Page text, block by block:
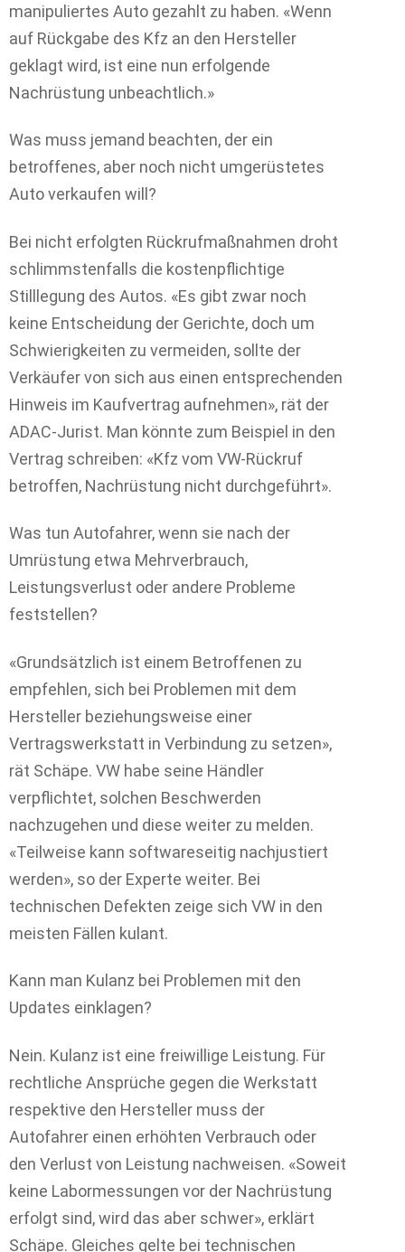
manipuliertes Auto gezahlt zu haben. «Wenn
auf Rückgabe des Kfz an den Hersteller
geklagt wird, ist eine nun erfolgende
Nachrüstung unbeachtlich.»
Was muss jemand beachten, der ein
betroffenes, aber noch nicht umgerüstetes
Auto verkaufen will?
Bei nicht erfolgten Rückrufmaßnahmen droht
schlimmstenfalls die kostenpflichtige
Stilllegung des Autos. «Es gibt zwar noch
keine Entscheidung der Gerichte, doch um
Schwierigkeiten zu vermeiden, sollte der
Verkäufer von sich aus einen entsprechenden
Hinweis im Kaufvertrag aufnehmen», rät der
ADAC-Jurist. Man könnte zum Beispiel in den
Vertrag schreiben: «Kfz vom VW-Rückruf
betroffen, Nachrüstung nicht durchgeführt».
Was tun Autofahrer, wenn sie nach der
Umrüstung etwa Mehrverbrauch,
Leistungsverlust oder andere Probleme
feststellen?
«Grundsätzlich ist einem Betroffenen zu
empfehlen, sich bei Problemen mit dem
Hersteller beziehungsweise einer
Vertragswerkstatt in Verbindung zu setzen»,
rät Schäpe. VW habe seine Händler
verpflichtet, solchen Beschwerden
nachzugehen und diese weiter zu melden.
«Teilweise kann softwareseitig nachjustiert
werden», so der Experte weiter. Bei
technischen Defekten zeige sich VW in den
meisten Fällen kulant.
Kann man Kulanz bei Problemen mit den
Updates einklagen?
Nein. Kulanz ist eine freiwillige Leistung. Für
rechtliche Ansprüche gegen die Werkstatt
respektive den Hersteller muss der
Autofahrer einen erhöhten Verbrauch oder
den Verlust von Leistung nachweisen. «Soweit
keine Labormessungen vor der Nachrüstung
erfolgt sind, wird das aber schwer», erklärt
Schäpe. Gleiches gelte bei technischen